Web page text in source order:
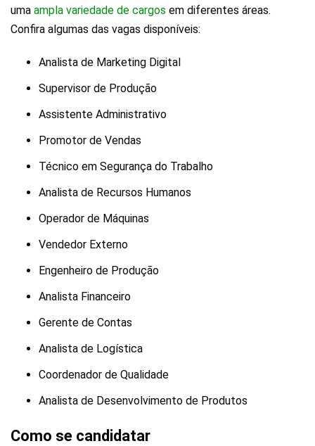
uma ampla variedade de cargos em diferentes áreas.
Confira algumas das vagas disponíveis:
Analista de Marketing Digital
Supervisor de Produção
Assistente Administrativo
Promotor de Vendas
Técnico em Segurança do Trabalho
Analista de Recursos Humanos
Operador de Máquinas
Vendedor Externo
Engenheiro de Produção
Analista Financeiro
Gerente de Contas
Analista de Logística
Coordenador de Qualidade
Analista de Desenvolvimento de Produtos
Como se candidatar